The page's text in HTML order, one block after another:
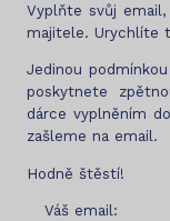
Vyplňte svůj
majitele. Urychlíte
Jedinou
poskytnete
dárce vyplněním
zašleme na email.
Hodně štěstí!
Váš email: